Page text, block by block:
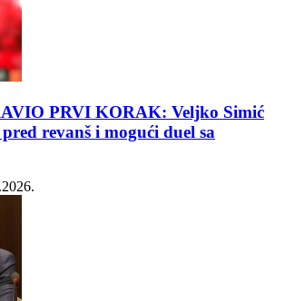
PRVI KORAK: Veljko Simić
revanš i mogući duel sa